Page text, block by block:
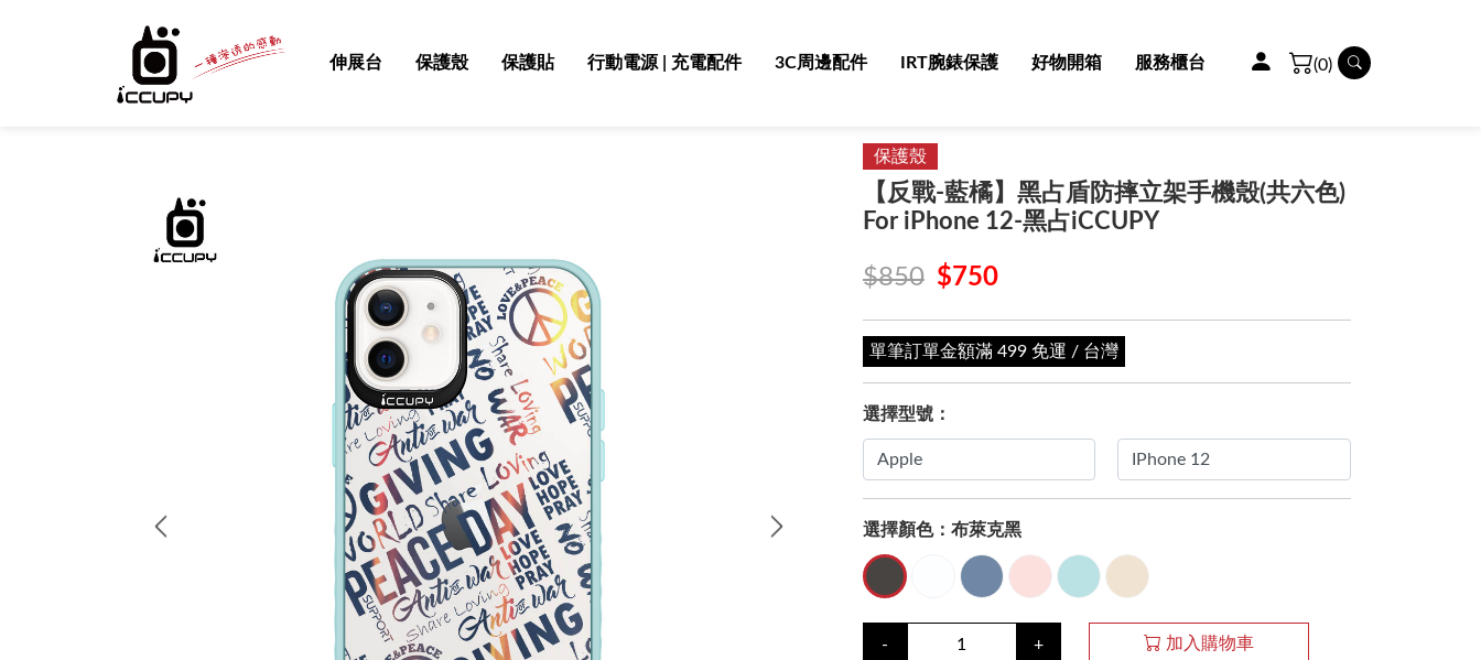
伸展台 保護殼 保護貼 行動電源 | 充電配件 3C周邊配件 IRT腕錶保護 好物開箱 服務櫃台 (0)
保護殼
【反戰-藍橘】黑占盾防摔立架手機殼(共六色)
For iPhone 12-黑占iCCUPY
$850 $750
單筆訂單金額滿 499 免運 / 台灣
選擇型號：
選擇顏色： 布萊克黑
- + 加入購物車